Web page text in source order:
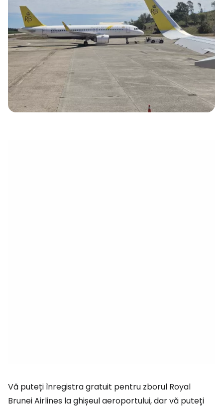
Vă puteți înregistra gratuit pentru zborul Royal
Brunei Airlines la ghișeul aeroportului, dar vă puteți